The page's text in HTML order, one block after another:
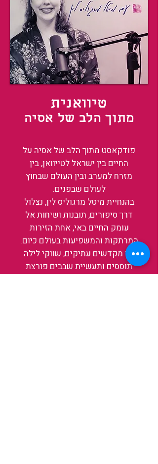
טיוואנית
מתוך הלב של אסיה
פודקאסט מתוך הלב של אסיה על
החיים בין ישראל לטייוואן, בין
מזרח למערב ובין העולם שבחוץ
לעולם שבפנים.
בהנחיית מיטל מרגוליס לין, נצלול
דרך סיפורים, תובנות ושיחות אל
עומק החיים באי, אחת הזירות
המרתקות והמשפיעות בעולם כיום.
בין מקדשים עתיקים, שווקי לילה
תוססים ותעשיית שבבים פורצת